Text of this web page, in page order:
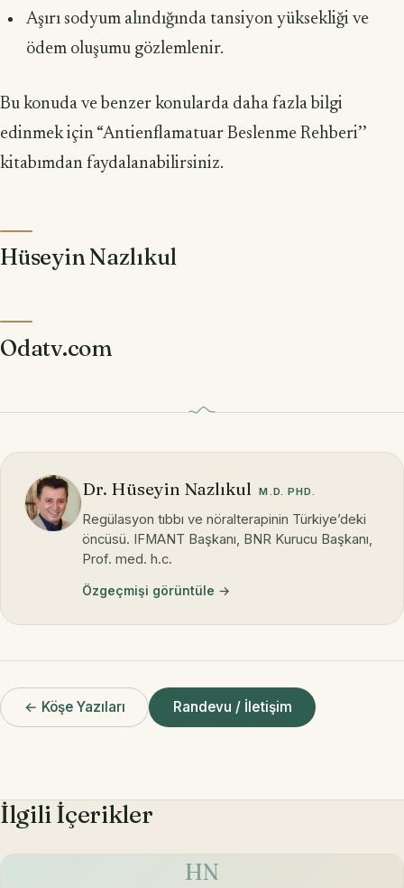
Aşırı sodyum alındığında tansiyon yüksekliği ve
ödem oluşumu gözlemlenir.
Bu konuda ve benzer konularda daha fazla bilgi
edinmek için “Antienflamatuar Beslenme Rehberi’’
kitabımdan faydalanabilirsiniz.
Hüseyin Nazlıkul
Odatv.com
Dr. Hüseyin Nazlıkul M.D. PHD.
Regülasyon tıbbı ve nöralterapinin Türkiye’deki
öncüsü. IFMANT Başkanı, BNR Kurucu Başkanı,
Prof. med. h.c.
Özgeçmişi görüntüle →
← Köşe Yazıları Randevu / İletişim
İlgili İçerikler
HN